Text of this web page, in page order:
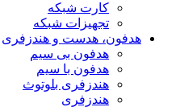
کارت شبکه
تجهیزات شبکه
هدفون، هدست و هندزفری
هدفون بی سیم
هدفون با سیم
هندزفری بلوتوث
هندزفری